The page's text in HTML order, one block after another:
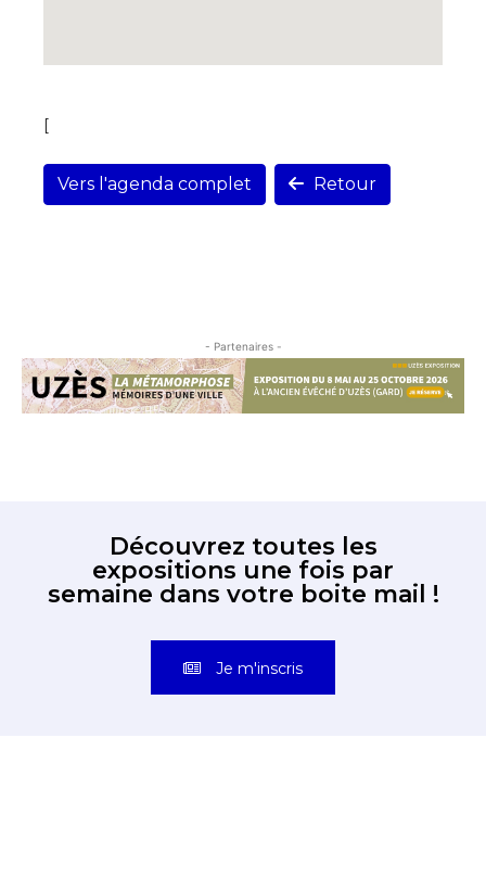
[
Vers l'agenda complet Retour
- Partenaires -
Découvrez toutes les
expositions une fois par
semaine dans votre boite mail !
Je m'inscris